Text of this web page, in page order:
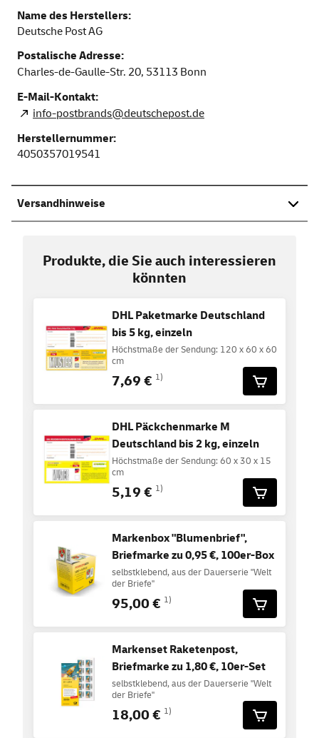
Name des Herstellers:
Deutsche Post AG
Postalische Adresse:
Charles-de-Gaulle-Str. 20, 53113 Bonn
E-Mail-Kontakt:
info-postbrands@deutschepost.de
Herstellernummer:
4050357019541
Versandhinweise
Produkte, die Sie auch interessieren
könnten
DHL Paketmarke Deutschland
bis 5 kg, einzeln
Höchstmaße der Sendung: 120 x 60 x 60
cm
7,69 € 1)
DHL Päckchenmarke M
Deutschland bis 2 kg, einzeln
Höchstmaße der Sendung: 60 x 30 x 15
cm
5,19 € 1)
Markenbox "Blumenbrief",
Briefmarke zu 0,95 €, 100er-Box
selbstklebend, aus der Dauerserie "Welt
der Briefe"
95,00 € 1)
Markenset Raketenpost,
Briefmarke zu 1,80 €, 10er-Set
selbstklebend, aus der Dauerserie "Welt
der Briefe"
18,00 € 1)